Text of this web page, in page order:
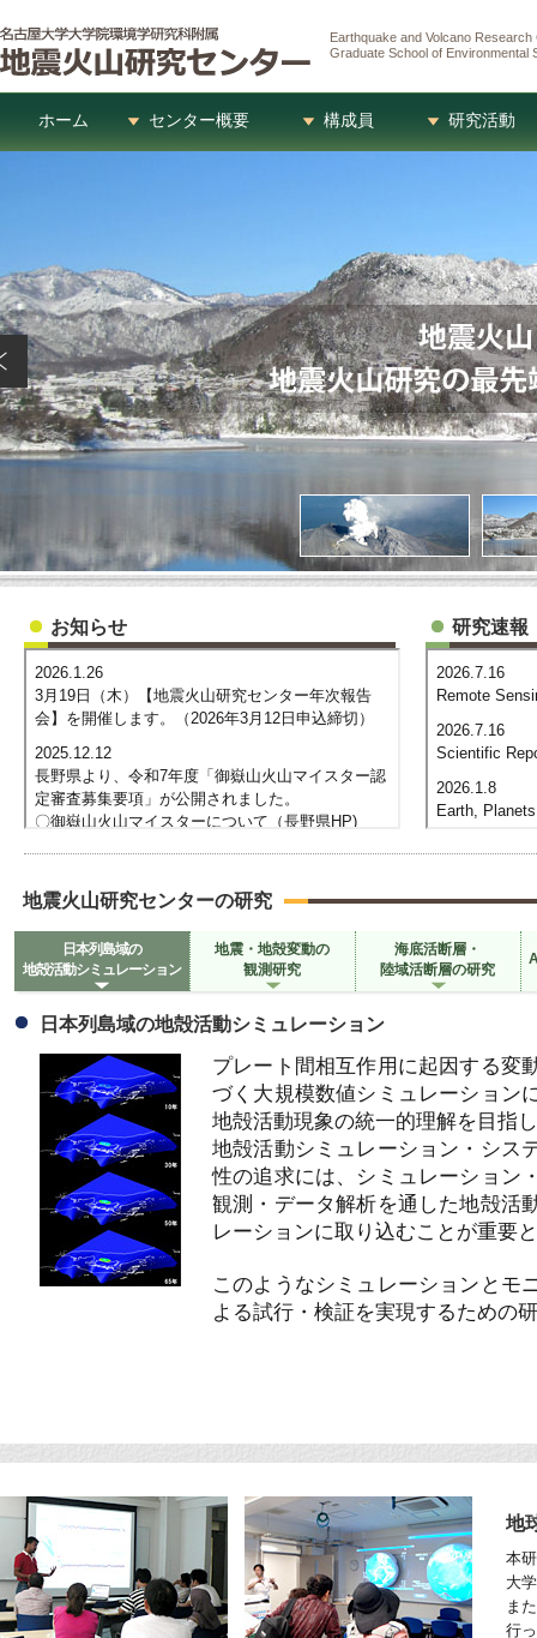
Earthquake and Volcano Research
Graduate School of Environmental
ホーム センター概要 構成員 研究活動
お知らせ 研究速報
地震火山研究センターの研究
日本列島域の
地殻活動シミュレーション
地震・地殻変動の
観測研究
海底活断層・
陸域活断層の研究
日本列島域の地殻活動シミュレーション
プレート間相互作用に起因する変
づく大規模数値シミュレーション
地殻活動現象の統一的理解を目指
地殻活動シミュレーション・シス
性の追求には、シミュレーション
観測・データ解析を通した地殻活
レーションに取り込むことが重要
このようなシミュレーションとモ
よる試行・検証を実現するための
地
本
大
ま
行